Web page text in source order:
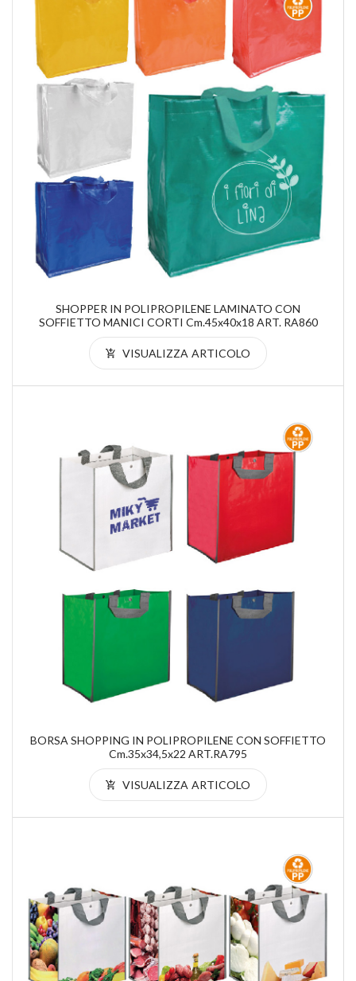
SHOPPER IN POLIPROPILENE LAMINATO CON
SOFFIETTO MANICI CORTI Cm.45x40x18 ART. RA860
VISUALIZZA ARTICOLO
BORSA SHOPPING IN POLIPROPILENE CON SOFFIETTO
Cm.35x34,5x22 ART.RA795
VISUALIZZA ARTICOLO